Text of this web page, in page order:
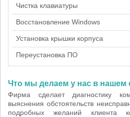
Чистка клавиатуры
Восстановление Windows
Установка крышки корпуса
Переустановка ПО
Что мы делаем у нас в нашем
Фирма сделает диагностику
выяснения обстоятельств
подробных желаний клиента